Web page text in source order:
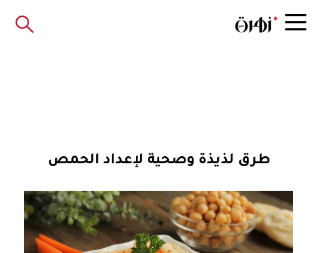
طرق لذيذة وصحية لإعداد الحمص